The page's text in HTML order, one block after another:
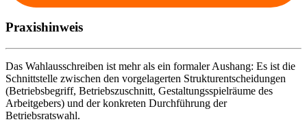
Praxishinweis
Das Wahlausschreiben ist mehr als ein formaler Aushang: Es ist die
Schnittstelle zwischen den vorgelagerten Strukturentscheidungen
(Betriebsbegriff, Betriebszuschnitt, Gestaltungsspielräume des
Arbeitgebers) und der konkreten Durchführung der
Betriebsratswahl.